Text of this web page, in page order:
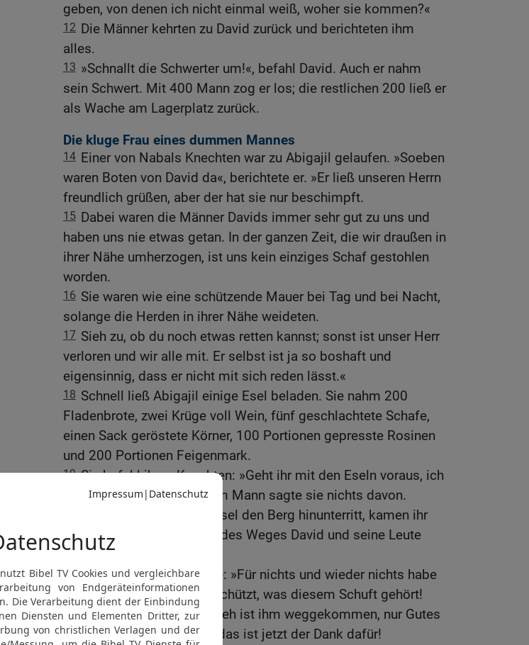
geben, von denen ich nicht einmal weiß, woher sie kommen?«
12 Die Männer kehrten zu David zurück und berichteten ihm
alles.
13 »Schnallt die Schwerter um!«, befahl David. Auch er nahm
sein Schwert. Mit 400 Mann zog er los; die restlichen 200 ließ er
als Wache am Lagerplatz zurück.
Die kluge Frau eines dummen Mannes
14 Einer von Nabals Knechten war zu Abigajil gelaufen. »Soeben
waren Boten von David da«, berichtete er. »Er ließ unseren Herrn
freundlich grüßen, aber der hat sie nur beschimpft.
15 Dabei waren die Männer Davids immer sehr gut zu uns und
haben uns nie etwas getan. In der ganzen Zeit, die wir draußen in
ihrer Nähe umherzogen, ist uns kein einziges Schaf gestohlen
worden.
16 Sie waren wie eine schützende Mauer bei Tag und bei Nacht,
solange die Herden in ihrer Nähe weideten.
17 Sieh zu, ob du noch etwas retten kannst; sonst ist unser Herr
verloren und wir alle mit. Er selbst ist ja so boshaft und
eigensinnig, dass er nicht mit sich reden lässt.«
18 Schnell ließ Abigajil einige Esel beladen. Sie nahm 200
Fladenbrote, zwei Krüge voll Wein, fünf geschlachtete Schafe,
einen Sack geröstete Körner, 100 Portionen gepresste Rosinen
und 200 Portionen Feigenmark.
19 Sie befahl ihren Knechten: »Geht ihr mit den Eseln voraus, ich
komme gleich nach!« Ihrem Mann sagte sie nichts davon.
Als Abigajil auf ihrem Esel den Berg hinunterritt, kamen ihr
plötzlich an einer Biegung des Weges David und seine Leute
entgegen.
21 David schimpfte gerade: »Für nichts und wieder nichts habe
ich in der Steppe alles beschützt, was diesem Schuft gehört!
Nicht ein einziges Stück Vieh ist ihm weggekommen, nur Gutes
habe ich ihm getan – und das ist jetzt der Dank dafür!